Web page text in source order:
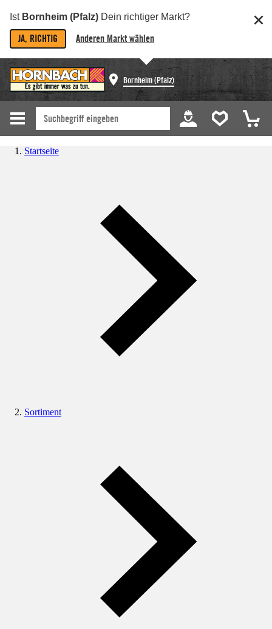
Ist Bornheim (Pfalz) Dein richtiger Markt?
JA, RICHTIG Anderen Markt wählen
Bornheim (Pfalz)
Startseite
Sortiment